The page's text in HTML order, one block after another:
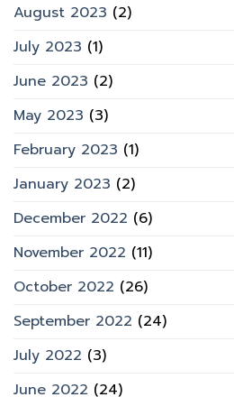
August 2023 (2)
July 2023 (1)
June 2023 (2)
May 2023 (3)
February 2023 (1)
January 2023 (2)
December 2022 (6)
November 2022 (11)
October 2022 (26)
September 2022 (24)
July 2022 (3)
June 2022 (24)